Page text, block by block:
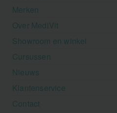
Merken
Over MediVit
Showroom en winkel
Cursussen
Nieuws
Klantenservice
Contact